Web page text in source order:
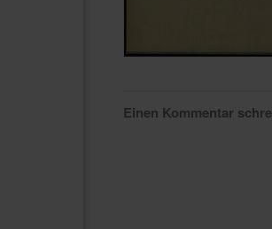
Einen Kommentar